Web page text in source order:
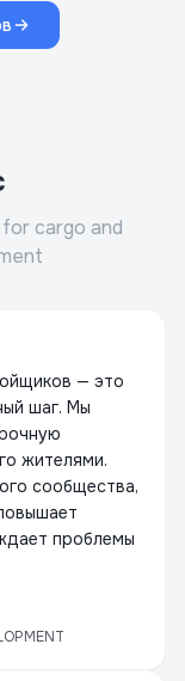
cargo and
— это
шаг. Мы
жителями.
сообщества,
проблемы